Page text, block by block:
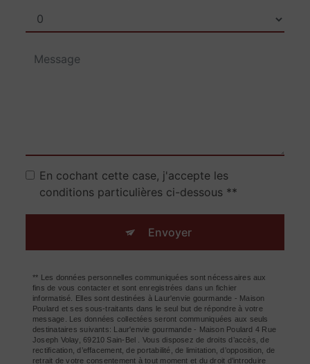
En cochant cette case, j'accepte les
conditions particulières ci-dessous **
Envoyer
** Les données personnelles communiquées sont nécessaires aux
fins de vous contacter et sont enregistrées dans un fichier
informatisé. Elles sont destinées à Laur'envie gourmande - Maison
Poulard et ses sous-traitants dans le seul but de répondre à votre
message. Les données collectées seront communiquées aux seuls
destinataires suivants: Laur'envie gourmande - Maison Poulard 4 Rue
Joseph Volay, 69210 Sain-Bel . Vous disposez de droits d’accès, de
rectification, d’effacement, de portabilité, de limitation, d’opposition, de
retrait de votre consentement à tout moment et du droit d’introduire